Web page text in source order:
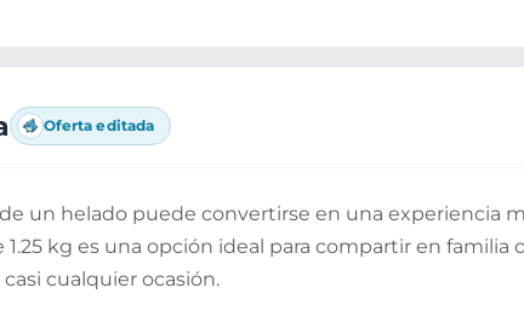
Oferta editada
un helado puede convertirse en una experiencia
kg es una opción ideal para compartir en familia
cualquier ocasión.